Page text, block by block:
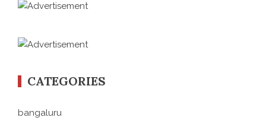
CATEGORIES
bangaluru